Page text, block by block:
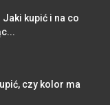
kupić i na co
czy kolor ma